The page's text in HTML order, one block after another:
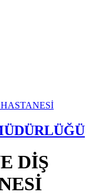
DİŞ